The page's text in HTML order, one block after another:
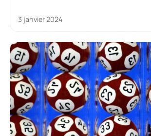
3 janvier 2024